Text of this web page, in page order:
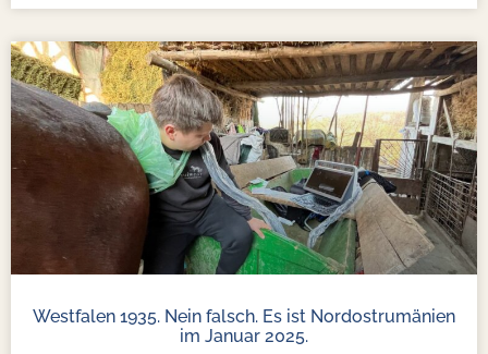
Westfalen 1935. Nein falsch. Es ist Nordostrumänien
im Januar 2025.